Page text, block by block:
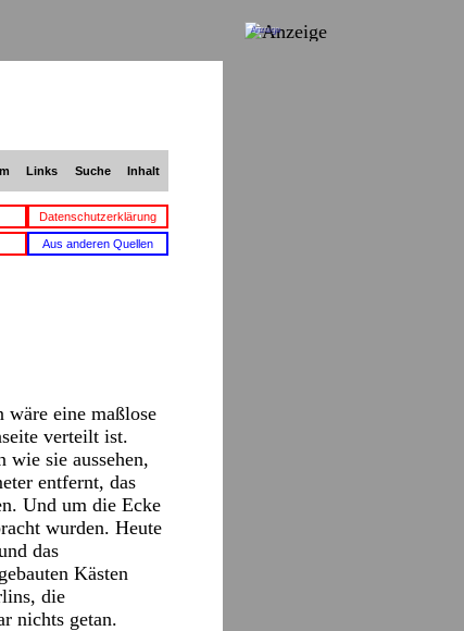
Links Suche Inhalt
Datenschutzerklärung
Aus anderen Quellen
wäre eine maßlose
verteilt ist.
wie sie aussehen,
entfernt, das
Und um die Ecke
wurden. Heute
das
Kästen
die
nichts getan.
Anzeige